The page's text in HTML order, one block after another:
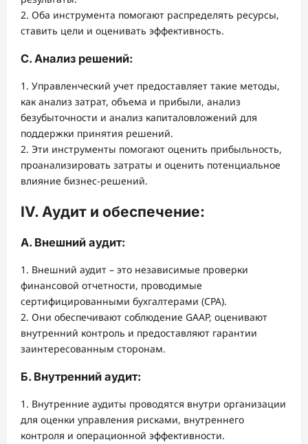
2. Оба инструмента помогают распределять ресурсы,
ставить цели и оценивать эффективность.
C. Анализ решений:
1. Управленческий учет предоставляет такие методы,
как анализ затрат, объема и прибыли, анализ
безубыточности и анализ капиталовложений для
поддержки принятия решений.
2. Эти инструменты помогают оценить прибыльность,
проанализировать затраты и оценить потенциальное
влияние бизнес-решений.
IV. Аудит и обеспечение:
А. Внешний аудит:
1. Внешний аудит – это независимые проверки
финансовой отчетности, проводимые
сертифицированными бухгалтерами (CPA).
2. Они обеспечивают соблюдение GAAP, оценивают
внутренний контроль и предоставляют гарантии
заинтересованным сторонам.
Б. Внутренний аудит:
1. Внутренние аудиты проводятся внутри организации
для оценки управления рисками, внутреннего
контроля и операционной эффективности.